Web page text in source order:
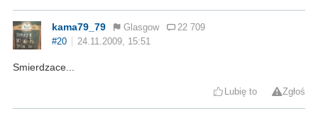
kama79_79 Glasgow
22 709
#20
24.11.2009, 15:51
Smierdzace...
Lubię to Zgłoś